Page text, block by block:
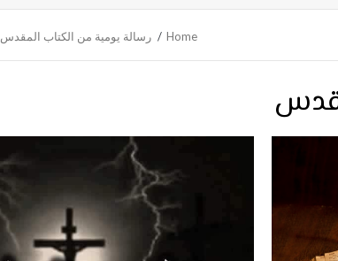
Home رسالة يومية من الكتاب المقدس